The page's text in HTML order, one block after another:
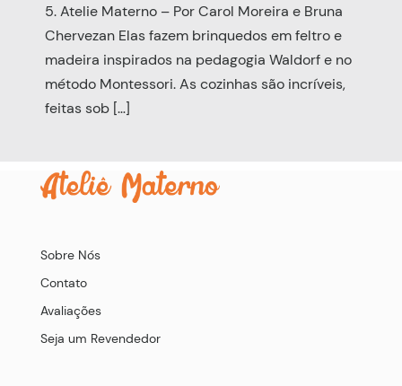
5. Atelie Materno – Por Carol Moreira e Bruna
Chervezan Elas fazem brinquedos em feltro e
madeira inspirados na pedagogia Waldorf e no
método Montessori. As cozinhas são incríveis,
feitas sob […]
Sobre Nós
Contato
Avaliações
Seja um Revendedor